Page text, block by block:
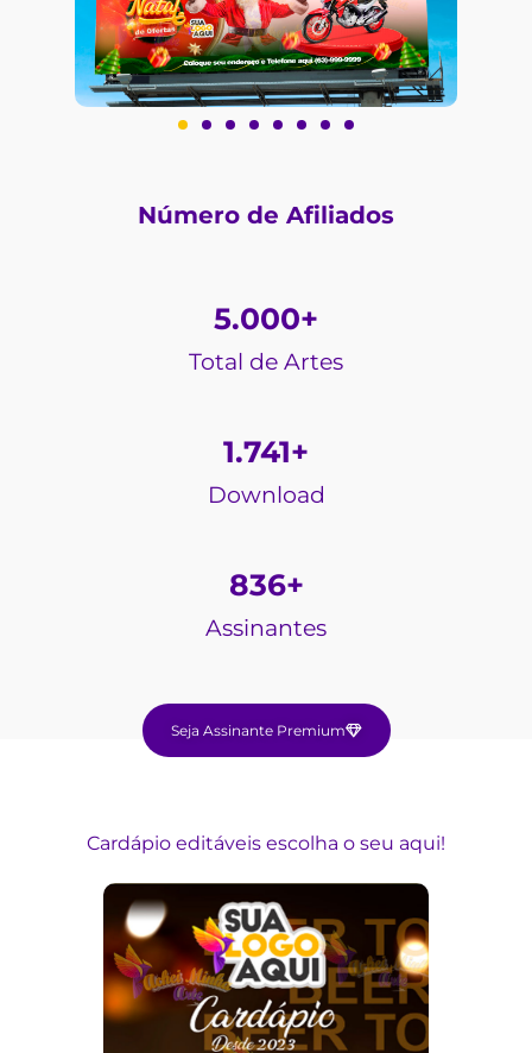
Número de Afiliados
Total de Artes
5.000+
Download
1.741+
Assinantes
836+
Seja Assinante Premium
Cardápio editáveis escolha o seu aqui!